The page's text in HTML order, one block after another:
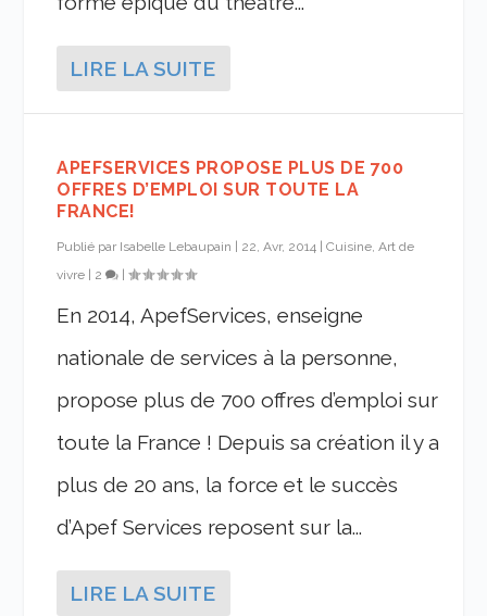
LIRE LA SUITE
APEFSERVICES PROPOSE PLUS DE 700
OFFRES D’EMPLOI SUR TOUTE LA
FRANCE!
Publié par Isabelle Lebaupain | 22, Avr, 2014 |Cuisine, Art de
vivre | 2 |
En 2014, ApefServices, enseigne
nationale de services à la personne,
propose plus de 700 offres d’emploi sur
toute la France ! Depuis sa création il y a
plus de 20 ans, la force et le succès
d’Apef Services reposent sur la...
LIRE LA SUITE